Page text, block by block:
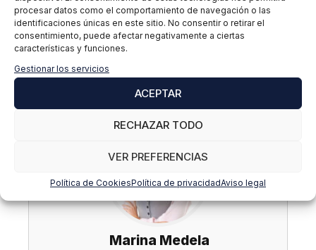
procesar datos como el comportamiento de navegación o las
identificaciones únicas en este sitio. No consentir o retirar el
consentimiento, puede afectar negativamente a ciertas
características y funciones.
Gestionar los servicios
ACEPTAR
RECHAZAR TODO
VER PREFERENCIAS
Política de CookiesPolítica de privacidadAviso legal
la protección de los datos y el uso responsable de la
tecnología.
Puedes obtener más información sobre Cyber
Compliance y Protección de Datos
Marina Medela